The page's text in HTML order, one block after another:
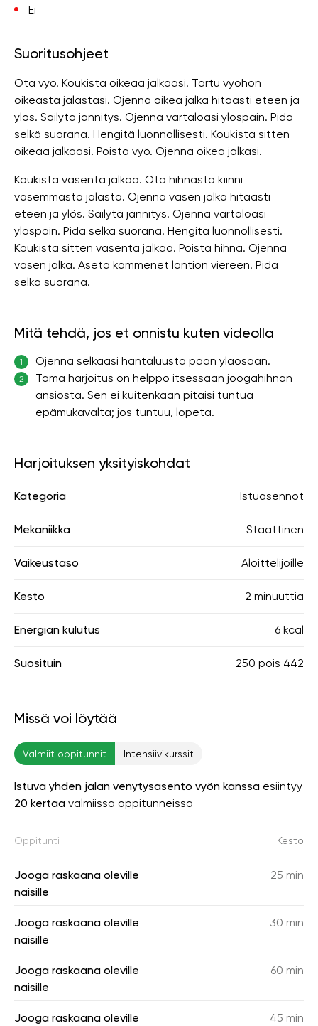
Ei
Suoritusohjeet
Ota vyö. Koukista oikeaa jalkaasi. Tartu vyöhön
oikeasta jalastasi. Ojenna oikea jalka hitaasti eteen ja
ylös. Säilytä jännitys. Ojenna vartaloasi ylöspäin. Pidä
selkä suorana. Hengitä luonnollisesti. Koukista sitten
oikeaa jalkaasi. Poista vyö. Ojenna oikea jalkasi.
Koukista vasenta jalkaa. Ota hihnasta kiinni
vasemmasta jalasta. Ojenna vasen jalka hitaasti
eteen ja ylös. Säilytä jännitys. Ojenna vartaloasi
ylöspäin. Pidä selkä suorana. Hengitä luonnollisesti.
Koukista sitten vasenta jalkaa. Poista hihna. Ojenna
vasen jalka. Aseta kämmenet lantion viereen. Pidä
selkä suorana.
Mitä tehdä, jos et onnistu kuten videolla
1 Ojenna selkääsi häntäluusta pään yläosaan.
2
Tämä harjoitus on helppo itsessään joogahihnan
ansiosta. Sen ei kuitenkaan pitäisi tuntua
epämukavalta; jos tuntuu, lopeta.
Harjoituksen yksityiskohdat
Kategoria Istuasennot
Mekaniikka Staattinen
Vaikeustaso Aloittelijoille
Kesto 2 minuuttia
Energian kulutus 6 kcal
Suosituin 250 pois 442
Missä voi löytää
Valmiit oppitunnit Intensiivikurssit
Istuva yhden jalan venytysasento vyön kanssa esiintyy
20 kertaa valmiissa oppitunneissa
Oppitunti Kesto
Jooga raskaana oleville
naisille
25 min
Jooga raskaana oleville
naisille
30 min
Jooga raskaana oleville
naisille
60 min
Jooga raskaana oleville 45 min